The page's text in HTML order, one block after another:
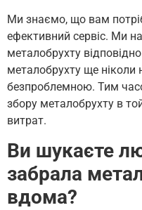
Ми знаємо, що вам
ефективний сервіс. Ми
металобрухту
металобрухту ще
безпроблемною. Тим
збору металобрухту в
витрат.
Ви шукаєте
забрала
вдома?